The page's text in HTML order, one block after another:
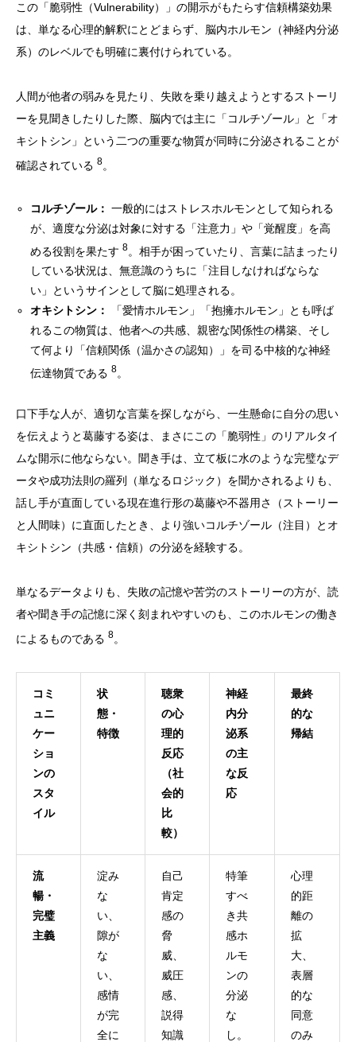
この「脆弱性（Vulnerability）」の開示がもたらす信頼構築効果
は、単なる心理的解釈にとどまらず、脳内ホルモン（神経内分泌
系）のレベルでも明確に裏付けられている。
人間が他者の弱みを見たり、失敗を乗り越えようとするストーリ
ーを見聞きしたりした際、脳内では主に「コルチゾール」と「オ
キシトシン」という二つの重要な物質が同時に分泌されることが
確認されている 8。
コルチゾール： 一般的にはストレスホルモンとして知られる
が、適度な分泌は対象に対する「注意力」や「覚醒度」を高
める役割を果たす8。相手が困っていたり、言葉に詰まったり
している状況は、無意識のうちに「注目しなければならな
い」というサインとして脳に処理される。
オキシトシン：
「愛情ホルモン」「抱擁ホルモン」とも呼ば
れるこの物質は、他者への共感、親密な関係性の構築、そし
て何より「信頼関係（温かさの認知）」を司る中核的な神経
伝達物質である8。
口下手な人が、適切な言葉を探しながら、一生懸命に自分の思い
を伝えようと葛藤する姿は、まさにこの「脆弱性」のリアルタイ
ムな開示に他ならない。聞き手は、立て板に水のような完璧なデ
ータや成功法則の羅列（単なるロジック）を聞かされるよりも、
話し手が直面している現在進行形の葛藤や不器用さ（ストーリー
と人間味）に直面したとき、より強いコルチゾール（注目）とオ
キシトシン（共感・信頼）の分泌を経験する。
単なるデータよりも、失敗の記憶や苦労のストーリーの方が、読
者や聞き手の記憶に深く刻まれやすいのも、このホルモンの働き
によるものである 8。
コミ
ュニ
ケー
ショ
ンの
スタ
イル
状
態・
特徴
聴衆
の心
理的
反応
（社
会的
比
較）
神経
内分
泌系
の主
な反
応
最終
的な
帰結
流
暢・
完璧
主義
淀み
な
い、
隙が
な
い、
感情
が完
全に
自己
肯定
感の
脅
威、
威圧
感、
説得
知識
特筆
すべ
き共
感ホ
ルモ
ンの
分泌
な
し。
心理
的距
離の
拡
大、
表層
的な
同意
のみ